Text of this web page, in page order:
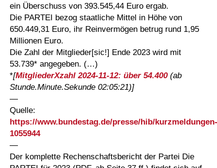
ein Überschuss von 393.545,44 Euro ergab.
Die PARTEI bezog staatliche Mittel in Höhe von
650.449,31 Euro, ihr Reinvermögen betrug rund 1,95
Millionen Euro.
Die Zahl der Mitglieder[sic!] Ende 2023 wird mit
53.739* angegeben. (…)
*[MitgliederXzahl 2024-11-12: über 54.400(ab
Stunde.Minute.Sekunde 02:05:21)]
—
Quelle:
https://www.bundestag.de/presse/hib/kurzmeldungen-
1055944
—
Der komplette Rechenschaftsbericht der Partei Die